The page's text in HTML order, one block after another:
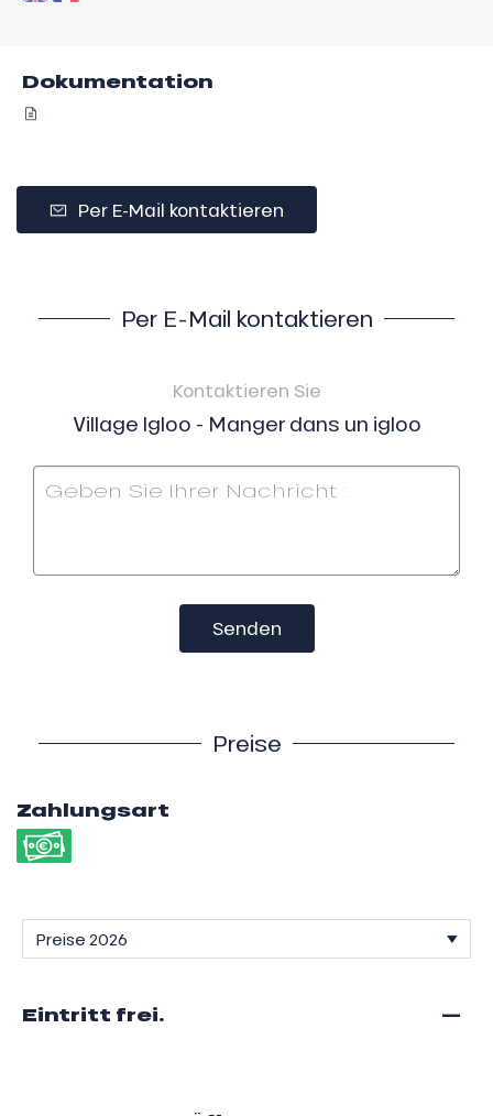
Dokumentation
Per E-Mail kontaktieren
Per E-Mail kontaktieren
Kontaktieren Sie
Village Igloo - Manger dans un igloo
Senden
Preise
Zahlungsart
Eintritt frei. —